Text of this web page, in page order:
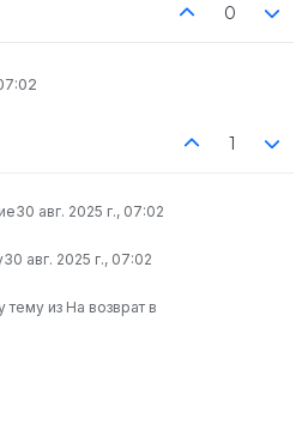
0
1
30 авг. 2025 г., 07:02
30 авг. 2025 г., 07:02
тему из На возврат в